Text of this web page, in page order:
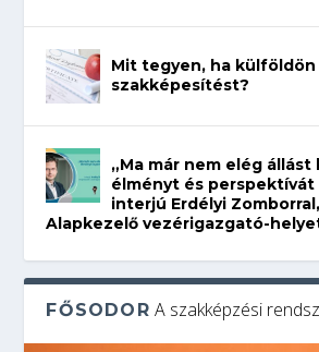
Mit tegyen, ha
szakképesítést?
„Ma már nem elég állást
élményt és perspektívát
interjú Erdélyi
Alapkezelő vezérigazgató-
FŐSODOR A szakképzési